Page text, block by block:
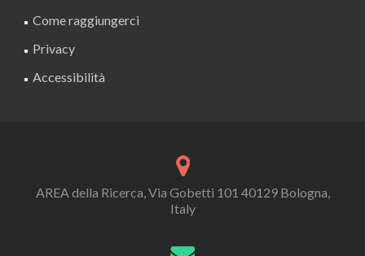
Come raggiungerci
Privacy
Accessibilità
AREA della Ricerca, Via Gobetti 101 40129 Bologna,
Italy